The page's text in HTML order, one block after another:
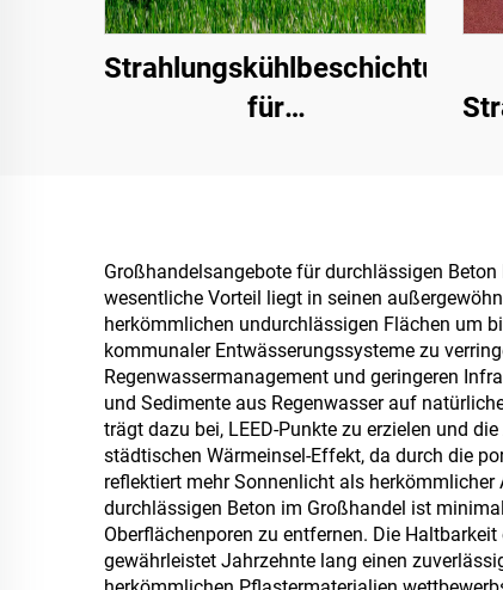
Strahlungskühlbeschichtungen
für
Getreidespeicherbehälter,
Öltanks
Großhandelsangebote für durchlässigen
wesentliche Vorteil liegt in seinen
herkömmlichen undurchlässigen Flächen um
kommunaler Entwässerungssysteme zu
Regenwassermanagement und geringeren
und Sedimente aus Regenwasser auf
trägt dazu bei, LEED-Punkte zu erzielen und
städtischen Wärmeinsel-Effekt, da durch die
reflektiert mehr Sonnenlicht als
durchlässigen Beton im Großhandel ist
Oberflächenporen zu entfernen. Die
gewährleistet Jahrzehnte lang einen